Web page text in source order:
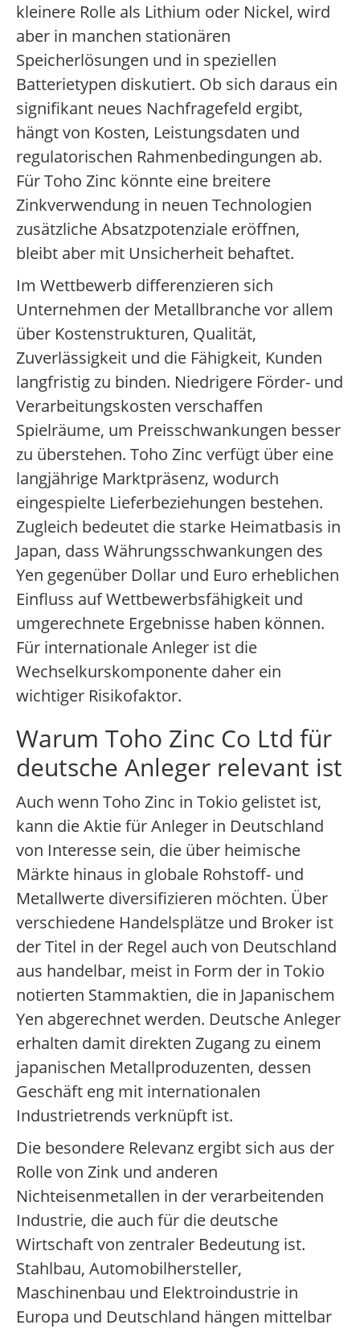
kleinere Rolle als Lithium oder Nickel, wird
aber in manchen stationären
Speicherlösungen und in speziellen
Batterietypen diskutiert. Ob sich daraus ein
signifikant neues Nachfragefeld ergibt,
hängt von Kosten, Leistungsdaten und
regulatorischen Rahmenbedingungen ab.
Für Toho Zinc könnte eine breitere
Zinkverwendung in neuen Technologien
zusätzliche Absatzpotenziale eröffnen,
bleibt aber mit Unsicherheit behaftet.
Im Wettbewerb differenzieren sich
Unternehmen der Metallbranche vor allem
über Kostenstrukturen, Qualität,
Zuverlässigkeit und die Fähigkeit, Kunden
langfristig zu binden. Niedrigere Förder- und
Verarbeitungskosten verschaffen
Spielräume, um Preisschwankungen besser
zu überstehen. Toho Zinc verfügt über eine
langjährige Marktpräsenz, wodurch
eingespielte Lieferbeziehungen bestehen.
Zugleich bedeutet die starke Heimatbasis in
Japan, dass Währungsschwankungen des
Yen gegenüber Dollar und Euro erheblichen
Einfluss auf Wettbewerbsfähigkeit und
umgerechnete Ergebnisse haben können.
Für internationale Anleger ist die
Wechselkurskomponente daher ein
wichtiger Risikofaktor.
Warum Toho Zinc Co Ltd für
deutsche Anleger relevant ist
Auch wenn Toho Zinc in Tokio gelistet ist,
kann die Aktie für Anleger in Deutschland
von Interesse sein, die über heimische
Märkte hinaus in globale Rohstoff- und
Metallwerte diversifizieren möchten. Über
verschiedene Handelsplätze und Broker ist
der Titel in der Regel auch von Deutschland
aus handelbar, meist in Form der in Tokio
notierten Stammaktien, die in Japanischem
Yen abgerechnet werden. Deutsche Anleger
erhalten damit direkten Zugang zu einem
japanischen Metallproduzenten, dessen
Geschäft eng mit internationalen
Industrietrends verknüpft ist.
Die besondere Relevanz ergibt sich aus der
Rolle von Zink und anderen
Nichteisenmetallen in der verarbeitenden
Industrie, die auch für die deutsche
Wirtschaft von zentraler Bedeutung ist.
Stahlbau, Automobilhersteller,
Maschinenbau und Elektroindustrie in
Europa und Deutschland hängen mittelbar